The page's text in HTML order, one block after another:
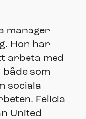
manager
Hon har
arbeta med
som
sociala
Felicia
United